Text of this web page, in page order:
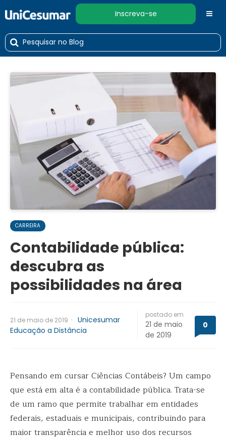
Inscreva-se
CARREIRA
Contabilidade pública:
descubra as
possibilidades na área
21 de maio de 2019 · Unicesumar
Educação a Distância
postado em
21 de maio
de 2019
0
Pensando em cursar Ciências Contábeis? Um campo
que está em alta é a contabilidade pública. Trata-se
de um ramo que permite trabalhar em entidades
federais, estaduais e municipais, contribuindo para
maior transparência e melhor uso dos recursos